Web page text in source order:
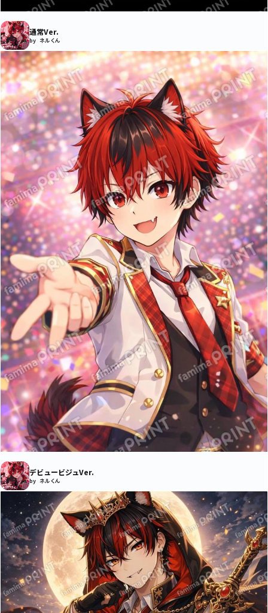
通常Ver.
by ネルくん
デビュービジュVer.
by ネルくん